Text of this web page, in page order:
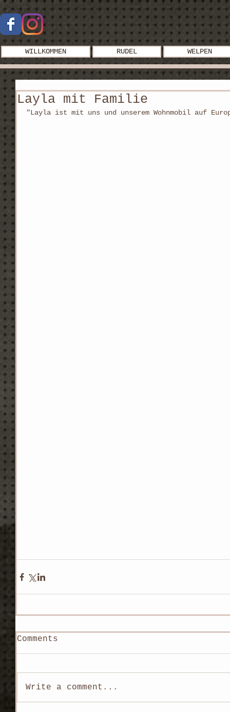
WILLKOMMEN RUDEL WELPEN
Layla mit Familie
"Layla ist mit uns und unserem Wohnmobil auf
Comments
Write a comment...